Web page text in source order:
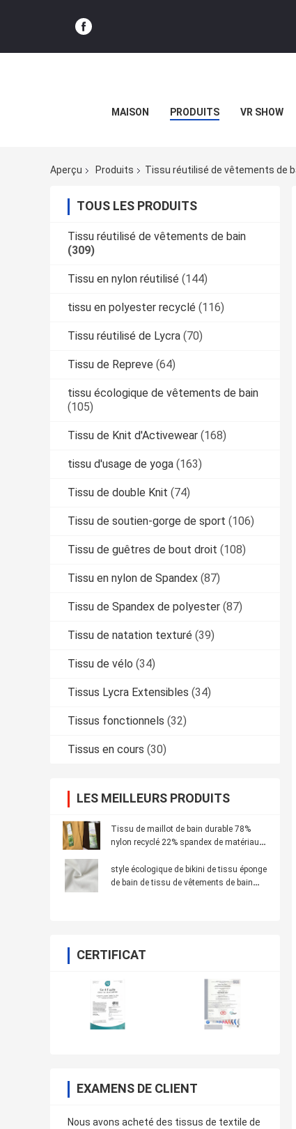
MAISON PRODUITS VR SHOW
Aperçu Produits Tissu réutilisé de vêtements de
TOUS LES PRODUITS
Tissu réutilisé de vêtements de bain
(309)
Tissu en nylon réutilisé (144)
tissu en polyester recyclé (116)
Tissu réutilisé de Lycra (70)
Tissu de Repreve (64)
tissu écologique de vêtements de bain
(105)
Tissu de Knit d'Activewear (168)
tissu d'usage de yoga (163)
Tissu de double Knit (74)
Tissu de soutien-gorge de sport (106)
Tissu de guêtres de bout droit (108)
Tissu en nylon de Spandex (87)
Tissu de Spandex de polyester (87)
Tissu de natation texturé (39)
Tissu de vélo (34)
Tissus Lycra Extensibles (34)
Tissus fonctionnels (32)
Tissus en cours (30)
LES MEILLEURS PRODUITS
Tissu de maillot de bain durable 78%
nylon recyclé 22% spandex de matériaux
style écologique de bikini de tissu éponge
de bain de tissu de vêtements de bain
CERTIFICAT
EXAMENS DE CLIENT
Nous avons acheté des tissus de textile de